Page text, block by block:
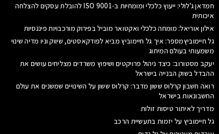
חמדאן ג'לולי: ייעוץ כלכלי ומומחיות ב-ISO 9001 להובלת עסקים להצלחה
איכותית
אילון אוריאל: מומחה כלכלי ואקטואר מוביל בפירוק מורכבויות פיננסיות
גל חיימוביץמספר: איך גל חיימוביץ מביא לפודקאסטים, שיווק וניו מדיה שינוי
משמעותי בעולם המיתוג
יעקב מסטורוב: כיצד ניהול פרויקטים ושיפוץ משרדים מצליחים עושים את
ההבדל בשוק הבנייה בישראל
רואה חשבון קרלוס ששון מדבר: קרלוס ששון על השינויים שמשנים את עולם
החשבונאות בישראל
מדריך לאיתור טיסות זולות
גל חיימוביץ על יזמות בתעשיית הרכב